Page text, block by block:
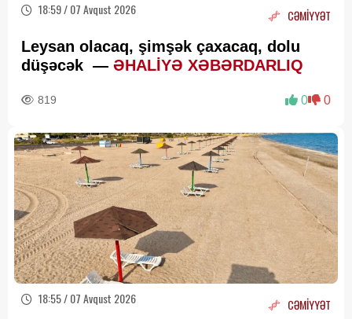
18:59 / 07 Avqust 2026 CƏMİYYƏT
Leysan olacaq, şimşək çaxacaq, dolu
düşəcək — ƏHALİYƏ XƏBƏRDARLIQ
819 0 0
18:55 / 07 Avqust 2026 CƏMİYYƏT